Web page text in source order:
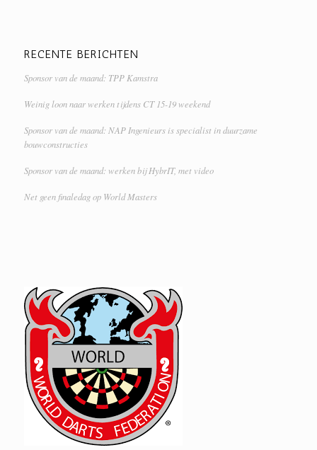
RECENTE BERICHTEN
Sponsor van de maand: TPP Kamstra
Weinig loon naar werken tijdens CT 15-19 weekend
Sponsor van de maand: NAP Ingenieurs is specialist in duurzame
bouwconstructies
Sponsor van de maand: werken bij HybrIT, met video
Net geen finaledag op World Masters